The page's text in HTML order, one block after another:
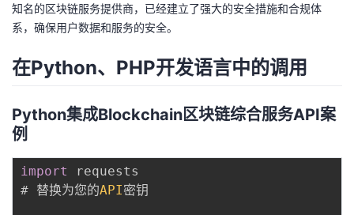
知名的区块链服务提供商，已经建立了强大的安全措施和合规体
系，确保用户数据和服务的安全。
在Python、PHP开发语言中的调用
Python集成Blockchain区块链综合服务API案
例
import
requests
# 替换为您的API密钥